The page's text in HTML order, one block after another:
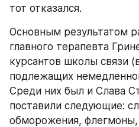
тот отказался.
Основным результатом
главного терапевта
курсантов школы связи
подлежащих
Среди них был и Слава
поставили следующие:
обморожения, флегмоны,